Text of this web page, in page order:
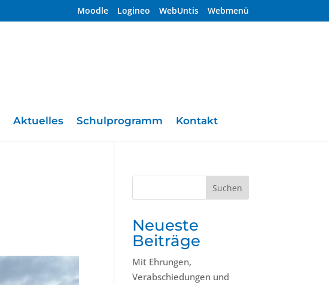
Moodle Logineo WebUntis Webmenü
Aktuelles Schulprogramm Kontakt
Suchen
Neueste
Beiträge
Mit Ehrungen,
Verabschiedungen und